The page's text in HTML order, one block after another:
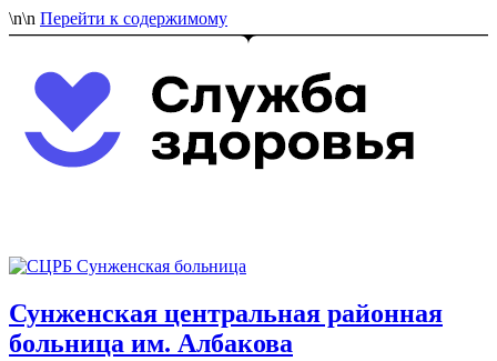
\n\n Перейти к содержимому
Сунженская центральная районная
больница им. Албакова